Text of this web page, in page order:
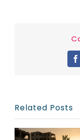
Related Posts